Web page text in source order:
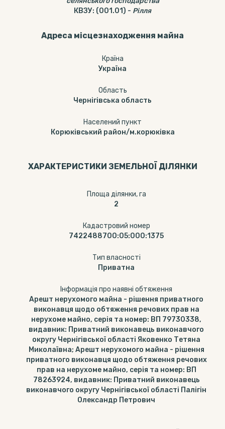
КВЗУ: (001.01) - Рілля
Адреса місцезнаходження майна
Країна
Україна
Область
Чернігівська область
Населений пункт
Корюківський район/м.корюківка
ХАРАКТЕРИСТИКИ ЗЕМЕЛЬНОЇ ДІЛЯНКИ
Площа ділянки, га
2
Кадастровий номер
7422488700:05:000:1375
Тип власності
Приватна
Інформація про наявні обтяження
Арешт нерухомого майна - рішення приватного
виконавця щодо обтяження речових прав на
нерухоме майно, серія та номер: ВП 79730338,
видавник: Приватний виконавець виконавчого
округу Чернігівської області Яковенко Тетяна
Миколаївна; Арешт нерухомого майна - рішення
приватного виконавця щодо обтяження речових
прав на нерухоме майно, серія та номер: ВП
78263924, видавник: Приватний виконавець
виконавчого округу Чернігівської області Палігін
Олександр Петрович